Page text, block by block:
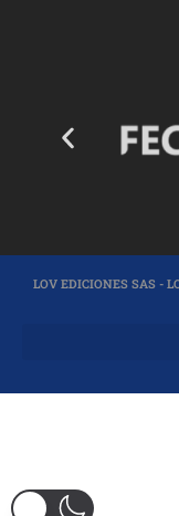
LOV EDICIONES SAS -